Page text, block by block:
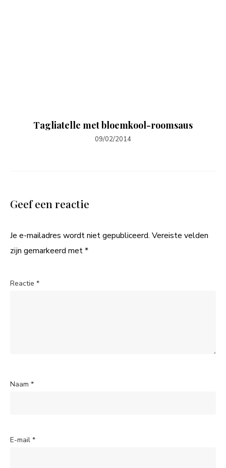
Tagliatelle met bloemkool-roomsaus
09/02/2014
Geef een reactie
Je e-mailadres wordt niet gepubliceerd. Vereiste velden
zijn gemarkeerd met*
Reactie *
Naam *
E-mail *